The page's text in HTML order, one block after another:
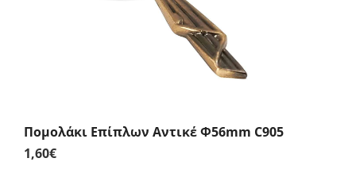
Πομολάκι Επίπλων Αντικέ Φ56mm C905
1,60€